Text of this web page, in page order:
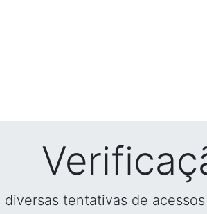
diversas tentativas de